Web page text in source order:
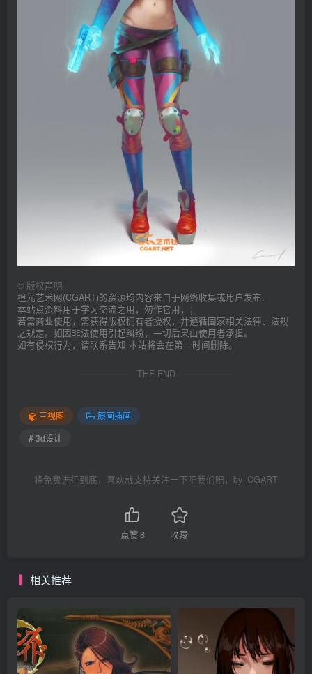
© 版权声明
橙光艺术网(CGART)的资源均内容来自于网络收集或用户发布.
本站点资料用于学习交流之用，勿作它用，；
若需商业使用，需获得版权拥有者授权，并遵循国家相关法律、法规
之规定。如因非法使用引起纠纷，一切后果由使用者承担。
如有侵权行为，请联系告知 本站将会在第一时间删除。
THE END
三视图
原画插画
# 3d设计
将免费进行到底，喜欢就支持关注一下吧我们吧，by_CGART
点赞8 收藏
相关推荐